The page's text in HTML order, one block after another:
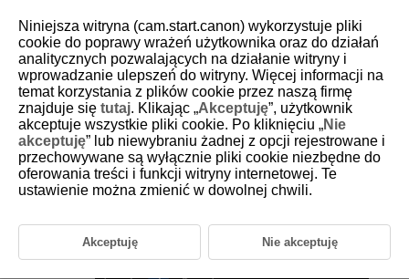
D185-157
Kadrowanie obrazów JPEG/HEIF
Zarejestrowany obraz JPEG można skadrować i zapisać jako nowy
obraz. Kadrowanie możliwe jest dla obrazów JPEG lub HEIF. Nie można
kadrować obrazów RAW i obrazów klatek przechwyconych z filmów 4K.
Wybierz [
Niniejsza witryna (cam.start.canon) wykorzystuje pliki
cookie do poprawy wrażeń użytkownika oraz do działań
analitycznych pozwalających na działanie witryny i
wprowadzanie ulepszeń do witryny. Więcej informacji na
temat korzystania z plików cookie przez naszą firmę
znajduje się tutaj. Klikając „Akceptuję”, użytkownik
akceptuje wszystkie pliki cookie. Po kliknięciu „Nie
akceptuję” lub niewybraniu żadnej z opcji rejestrowane i
przechowywane są wyłącznie pliki cookie niezbędne do
oferowania treści i funkcji witryny internetowej. Te
ustawienie można zmienić w dowolnej chwili.
Akceptuję Nie akceptuję